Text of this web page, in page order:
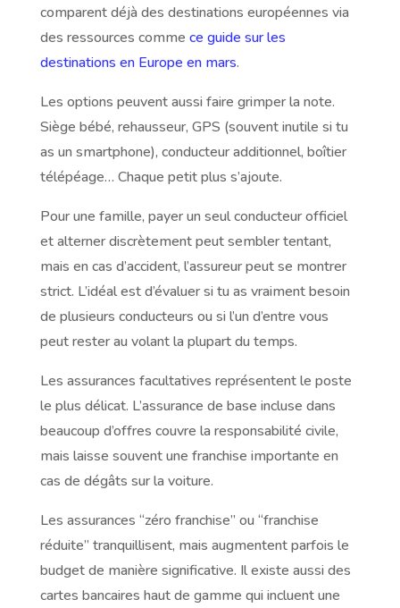
comparent déjà des destinations européennes via
des ressources comme ce guide sur les
destinations en Europe en mars.
Les options peuvent aussi faire grimper la note.
Siège bébé, rehausseur, GPS (souvent inutile si tu
as un smartphone), conducteur additionnel, boîtier
télépéage… Chaque petit plus s’ajoute.
Pour une famille, payer un seul conducteur officiel
et alterner discrètement peut sembler tentant,
mais en cas d’accident, l’assureur peut se montrer
strict. L’idéal est d’évaluer si tu as vraiment besoin
de plusieurs conducteurs ou si l’un d’entre vous
peut rester au volant la plupart du temps.
Les assurances facultatives représentent le poste
le plus délicat. L’assurance de base incluse dans
beaucoup d’offres couvre la responsabilité civile,
mais laisse souvent une franchise importante en
cas de dégâts sur la voiture.
Les assurances “zéro franchise” ou “franchise
réduite” tranquillisent, mais augmentent parfois le
budget de manière significative. Il existe aussi des
cartes bancaires haut de gamme qui incluent une